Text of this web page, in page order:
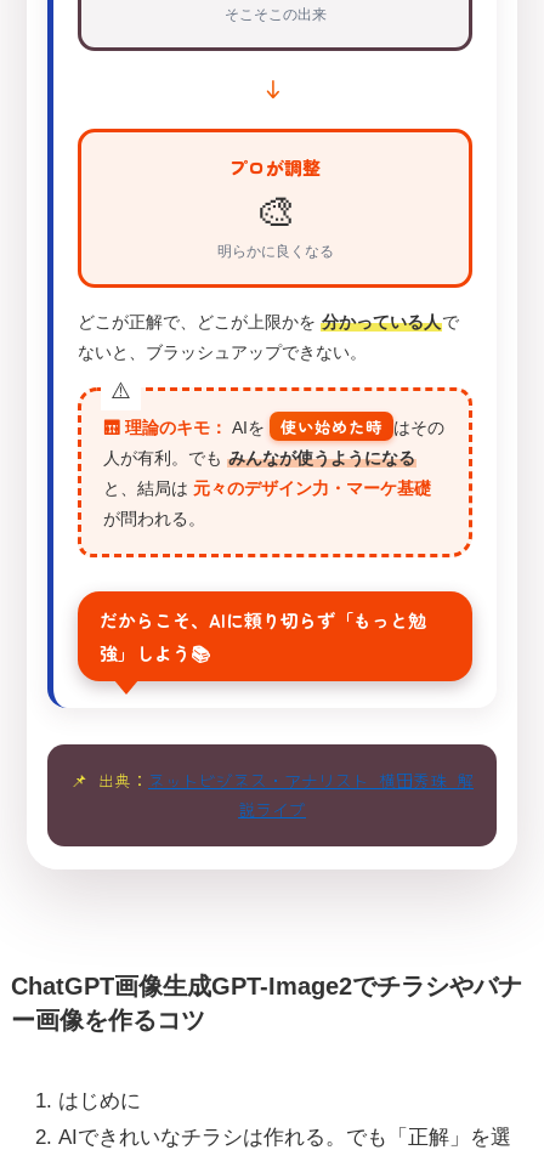
そこそこの出来
→
プロが調整
🎨
明らかに良くなる
どこが正解で、どこが上限かを分かっている人で
ないと、ブラッシュアップできない。
🛗 理論のキモ： AIを 使い始めた時
はその
人が有利。でも みんなが使うようになる
と、結局は 元々のデザイン力・マーケ基礎
が問われる。
だからこそ、AIに頼り切らず「もっと勉
強」しよう📚
📌 出典： ネットビジネス・アナリスト 横田秀珠 解
説ライブ
ChatGPT画像生成GPT-Image2でチラシやバナ
ー画像を作るコツ
はじめに
AIできれいなチラシは作れる。でも「正解」を選